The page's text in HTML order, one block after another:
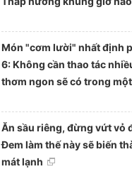
Món "cơm lười" nhất định
6: Không cần thao tác
thơm ngon sẽ có trong
Ăn sầu riêng, đừng vứt vỏ
Đem làm thế này sẽ biến
mát lạnh